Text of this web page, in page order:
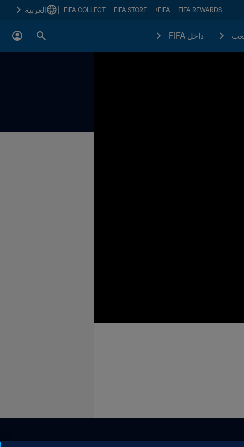
FIFA REWARDS
FIFA+
FIFA STORE
FIFA COLLECT العربية
داخل FIFA